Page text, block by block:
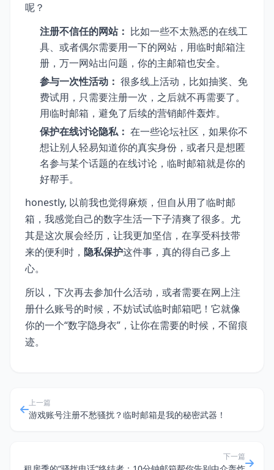
呢？
注册不信任的网站： 比如一些不太熟悉的在线工
具、或者偶尔需要用一下的网站，用临时邮箱注
册，万一网站出问题，你的主邮箱也安全。
参与一次性活动： 很多线上活动，比如抽奖、免
费试用，只需要注册一次，之后就不再需要了。
用临时邮箱，避免了后续的营销邮件轰炸。
保护在线讨论隐私： 在一些论坛社区，如果你不
想让别人轻易知道你的真实身份，或者只是想匿
名参与某个话题的在线讨论，临时邮箱就是你的
好帮手。
honestly, 以前我也觉得麻烦，但自从用了临时邮
箱，我感觉自己的数字生活一下子清爽了很多。尤
其是这次展会经历，让我更加坚信，在享受科技带
来的便利时， 隐私保护这件事，真的得自己多上
心。
所以，下次再去参加什么活动，或者需要在网上注
册什么账号的时候，不妨试试临时邮箱吧！它就像
你的一个“数字隐身衣”，让你在需要的时候，不留痕
迹。
上一篇
游戏账号注册不愁骚扰？临时邮箱是我的秘密武器！
下一篇